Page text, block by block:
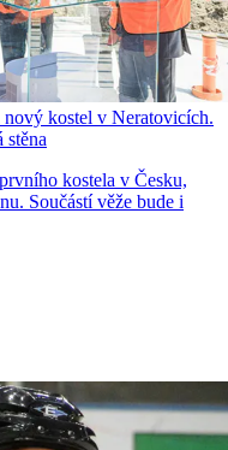
nový kostel v Neratovicích.
kostela v Česku,
Součástí věže bude i